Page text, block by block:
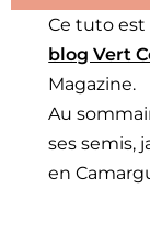
Ce tuto est
blog Vert
Mag­a­zine.
Au
ses semis,
en